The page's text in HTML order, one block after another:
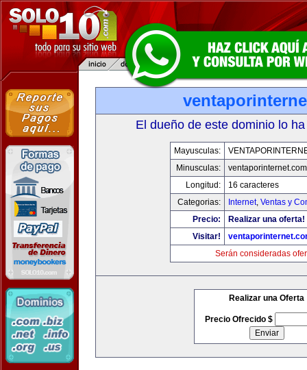
El dueño de este dominio lo
Mayusculas:
Minusculas:
ventaporinternet.com
Longitud:
16 caracteres
Categorias:
Internet, Ventas y
Precio:
Realizar una oferta!
Visitar!
Serán consideradas
Realizar una Oferta
Precio Ofrecido $